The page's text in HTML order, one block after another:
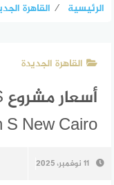
الرئيسية ⁄ القاهرة
القاهرة الجديدة
S New Cairo
11 نوفمبر، 2025